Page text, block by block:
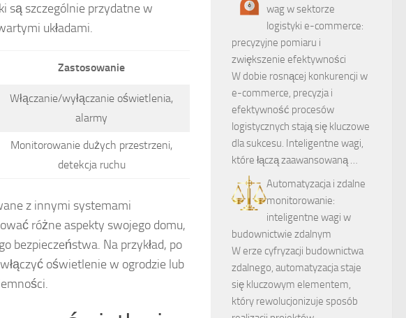
są szczególnie przydatne w
układami.
Zastosowanie
Włączanie/wyłączanie oświetlenia,
alarmy
Monitorowanie dużych przestrzeni,
detekcja ruchu
z innymi systemami
różne aspekty swojego domu,
bezpieczeństwa. Na przykład, po
oświetlenie w ogrodzie lub
wag w sektorze
logistyki e-commerce:
precyzyjne pomiaru i
zwiększenie efektywności
W dobie rosnącej konkurencji w
e-commerce, precyzja i
efektywność procesów
logistycznych stają się kluczowe
dla sukcesu. Inteligentne wagi,
które łączą zaawansowaną …
Automatyzacja i zdalne
monitorowanie:
inteligentne wagi w
budownictwie zdalnym
W erze cyfryzacji budownictwa
zdalnego, automatyzacja staje
się kluczowym elementem,
który rewolucjonizuje sposób